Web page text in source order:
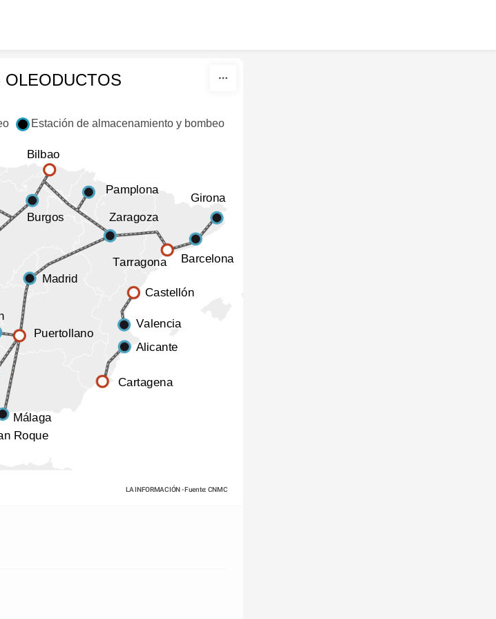
Estación de almacenamiento y bombeo
Bilbao
Pamplona
Girona
Burgos
Zaragoza
Barcelona
Tarragona
Madrid
Castellón
Valencia
Puertollano
Alicante
Cartagena
Málaga
Roque
LA INFORMACIÓN - Fuente: CNMC